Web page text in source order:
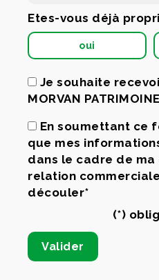
Etes-vous déjà
oui
Je souhaite
MORVAN PATRIMOINE
En soumettant ce
que mes
dans le cadre de
relation
découler*
(*)